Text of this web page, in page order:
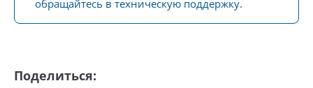
обращайтесь в техническую поддержку.
Поделиться: